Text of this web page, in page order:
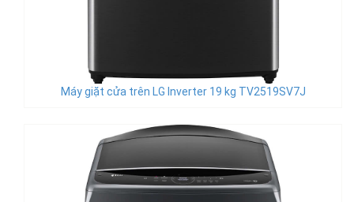
Máy giặt cửa trên LG Inverter 19 kg TV2519SV7J